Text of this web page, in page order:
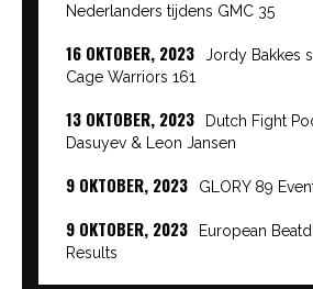
Nederlanders tijdens GMC 35
16 OKTOBER, 2023
Jordy Bakkes
Cage Warriors 161
13 OKTOBER, 2023
Dutch Fight
Dasuyev & Leon Jansen
9 OKTOBER, 2023 GLORY 89
9 OKTOBER, 2023
European
Results